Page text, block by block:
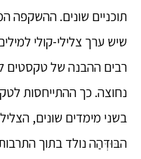
תוכניים שונים. ההשקפה
שיש ערך צלילי-קולי
רבים ההבנה של טקסטים
נחוצה. כך ההתייחסות
בשני מימדים שונים,
הבּוּדְּהַה נולד בתוך